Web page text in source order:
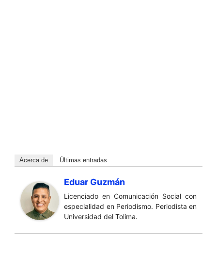
Acerca de Últimas entradas
Eduar Guzmán
Licenciado en Comunicación Social con
especialidad en Periodismo. Periodista en
Universidad del Tolima.